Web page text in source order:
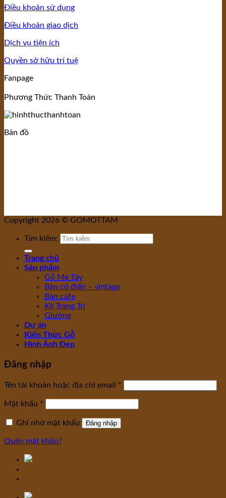
Điều khoản sử dụng
Điều khoản giao dịch
Dịch vụ tiện ích
Quyền sở hữu trí tuệ
Fanpage
Phương Thức Thanh Toán
Bản đồ
Copyright 2026 © GOMOTTAM
Tìm kiếm:
Trang chủ
Sản phẩm
Gỗ Me Tây
Bàn cổ điển – vintage
Bàn cafe
Kệ Trang Trí
Giường
Dự án
Kiến Thức Gỗ
Hình Ảnh Đẹp
Đăng nhập
Tên tài khoản hoặc địa chỉ email *
Mật khẩu *
Ghi nhớ mật khẩu Đăng nhập
Quên mật khẩu?